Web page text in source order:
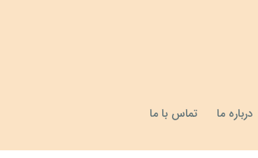
درباره ما تماس با ما